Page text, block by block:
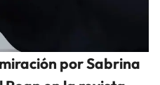
por Sabrina